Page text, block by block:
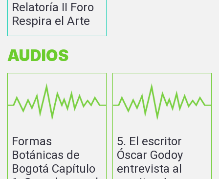
Relatoría II Foro
Respira el Arte
AUDIOS
Formas
Botánicas de
Bogotá Capítulo
5. El escritor
Óscar Godoy
entrevista al